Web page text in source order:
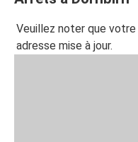
Veuillez noter que
adresse mise à jour.